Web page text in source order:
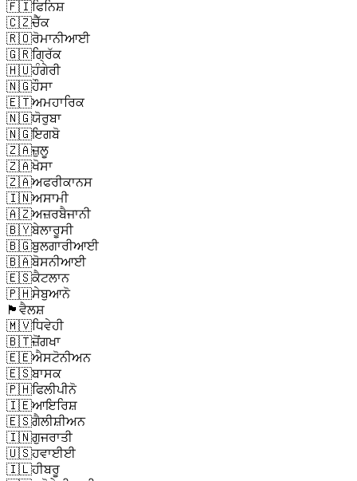
🇫🇮ਫਿਨਿਸ਼
🇨🇿ਚੈੱਕ
🇷🇴ਰੋਮਾਨੀਆਈ
🇬🇷ਗ੍ਰਿੱਕ
🇭🇺ਹੰਗੇਰੀ
🇳🇬ਹੌਸਾ
🇪🇹ਅਮਹਾਰਿਕ
🇳🇬ਯੋਰੁਬਾ
🇳🇬ਇਗਬੋ
🇿🇦ਜ਼ੁਲੂ
🇿🇦ਖੋਸਾ
🇿🇦ਅਫਰੀਕਾਨਸ
🇮🇳ਅਸਾਮੀ
🇦🇿ਅਜ਼ਰਬੈਜਾਨੀ
🇧🇾ਬੇਲਾਰੂਸੀ
🇧🇬ਬੁਲਗਾਰੀਆਈ
🇧🇦ਬੋਸਨੀਆਈ
🇪🇸ਕੈਟਲਾਨ
🇵🇭ਸੇਬੁਆਨੋ
🏴󠁧󠁢󠁷󠁬󠁳󠁿 ਵੈਲਸ਼
🇲🇻ਧਿਵੇਹੀ
🇧🇹ਜ਼ੋਂਗਖਾ
🇪🇪ਐਸਟੋਨੀਅਨ
🇪🇸ਬਾਸਕ
🇵🇭ਫਿਲੀਪੀਨੋ
🇮🇪ਆਇਰਿਸ਼
🇪🇸ਗੈਲੀਸ਼ੀਅਨ
🇮🇳ਗੁਜਰਾਤੀ
🇺🇸ਹਵਾਈਈ
🇮🇱ਹੀਬਰੂ